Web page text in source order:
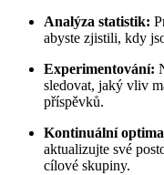
Analýza statistik:
abyste zjistili, kdy
Experimentování:
sledovat, jaký vliv
příspěvků.
Kontinuální
aktualizujte své
cílové skupiny.